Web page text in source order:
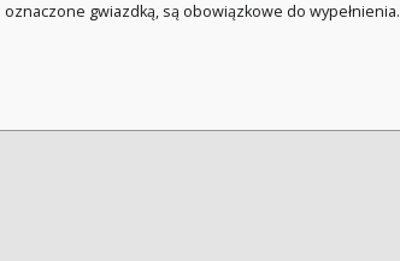
oznaczone gwiazdką, są obowiązkowe do wypełnienia.